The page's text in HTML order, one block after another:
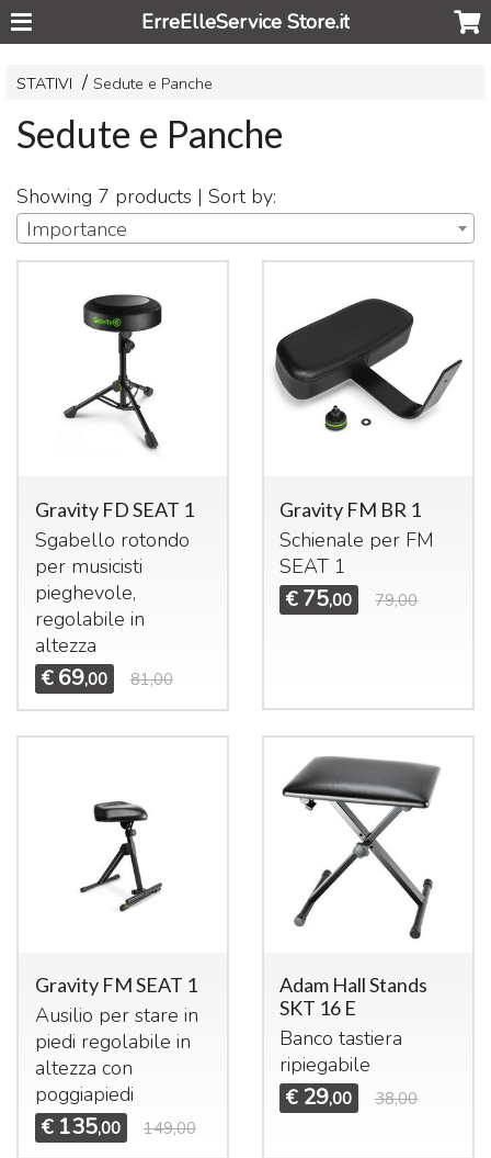
ErreElleService Store.it
STATIVI Sedute e Panche
Sedute e Panche
Showing 7 products | Sort by:
Importance
Gravity FD SEAT 1
Sgabello rotondo
per musicisti
pieghevole,
regolabile in
altezza
€ 69,00 81,00
Gravity FM BR 1
Schienale per FM
SEAT 1
€ 75,00 79,00
Gravity FM SEAT 1
Ausilio per stare in
piedi regolabile in
altezza con
poggiapiedi
€ 135,00 149,00
Adam Hall Stands
SKT 16 E
Banco tastiera
ripiegabile
€ 29,00 38,00